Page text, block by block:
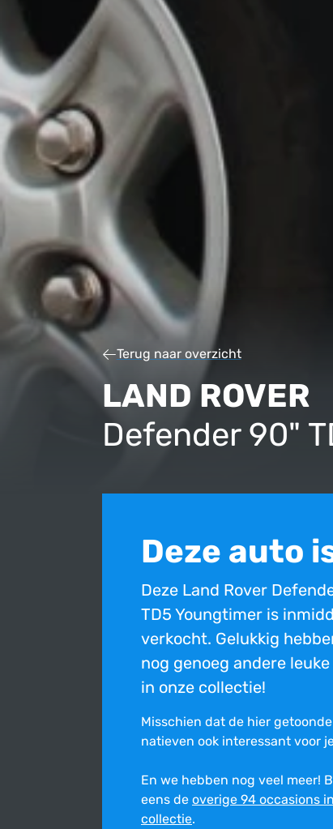
Terug naar overzicht
LAND ROVER
Defender 90"
Deze auto
Deze Land Rover
TD5 Youngtimer is
verkocht. Gelukkig
nog genoeg andere
in onze collectie!
Misschien dat de hier
na­tie­ven ook inte­res­sant voor
En we hebben nog veel meer!
eens de overige 94 occasions
collectie.
Bovenstaande occasion is inmiddels
Ondanks de constante zorg en aandacht
onjuist is. Wij stellen ons niet aansprakelijk